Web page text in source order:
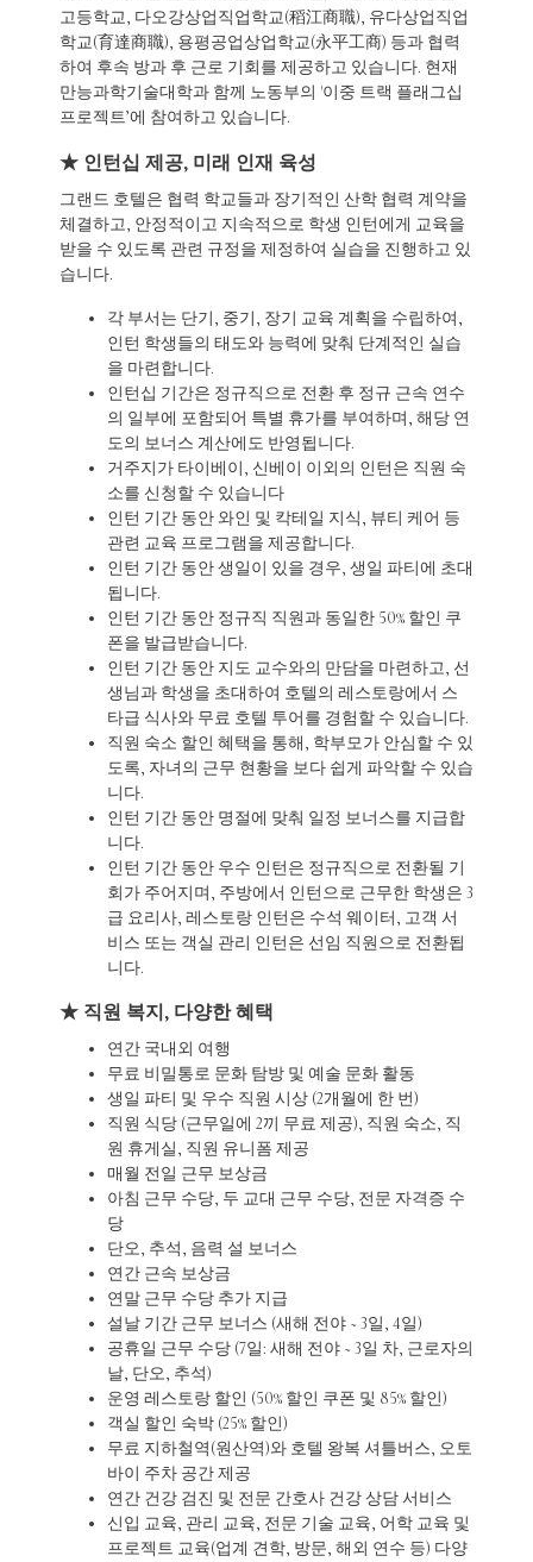
고등학교, 다오강상업직업학교(稻江商職), 유다상업직업
학교(育達商職), 용평공업상업학교(永平工商) 등과 협력
하여 후속 방과 후 근로 기회를 제공하고 있습니다. 현재
만능과학기술대학과 함께 노동부의 '이중 트랙 플래그십
프로젝트’에 참여하고 있습니다.
★ 인턴십 제공, 미래 인재 육성
그랜드 호텔은 협력 학교들과 장기적인 산학 협력 계약을
체결하고, 안정적이고 지속적으로 학생 인턴에게 교육을
받을 수 있도록 관련 규정을 제정하여 실습을 진행하고 있
습니다.
각 부서는 단기, 중기, 장기 교육 계획을 수립하여,
인턴 학생들의 태도와 능력에 맞춰 단계적인 실습
을 마련합니다.
인턴십 기간은 정규직으로 전환 후 정규 근속 연수
의 일부에 포함되어 특별 휴가를 부여하며, 해당 연
도의 보너스 계산에도 반영됩니다.
거주지가 타이베이, 신베이 이외의 인턴은 직원 숙
소를 신청할 수 있습니다
인턴 기간 동안 와인 및 칵테일 지식, 뷰티 케어 등
관련 교육 프로그램을 제공합니다.
인턴 기간 동안 생일이 있을 경우, 생일 파티에 초대
됩니다.
인턴 기간 동안 정규직 직원과 동일한 50% 할인 쿠
폰을 발급받습니다.
인턴 기간 동안 지도 교수와의 만담을 마련하고, 선
생님과 학생을 초대하여 호텔의 레스토랑에서 스
타급 식사와 무료 호텔 투어를 경험할 수 있습니다.
직원 숙소 할인 혜택을 통해, 학부모가 안심할 수 있
도록, 자녀의 근무 현황을 보다 쉽게 파악할 수 있습
니다.
인턴 기간 동안 명절에 맞춰 일정 보너스를 지급합
니다.
인턴 기간 동안 우수 인턴은 정규직으로 전환될 기
회가 주어지며, 주방에서 인턴으로 근무한 학생은 3
급 요리사, 레스토랑 인턴은 수석 웨이터, 고객 서
비스 또는 객실 관리 인턴은 선임 직원으로 전환됩
니다.
★ 직원 복지, 다양한 혜택
연간 국내외 여행
무료 비밀통로 문화 탐방 및 예술 문화 활동
생일 파티 및 우수 직원 시상 (2개월에 한 번)
직원 식당 (근무일에 2끼 무료 제공), 직원 숙소, 직
원 휴게실, 직원 유니폼 제공
매월 전일 근무 보상금
아침 근무 수당, 두 교대 근무 수당, 전문 자격증 수
당
단오, 추석, 음력 설 보너스
연간 근속 보상금
연말 근무 수당 추가 지급
설날 기간 근무 보너스 (새해 전야 ~ 3일, 4일)
공휴일 근무 수당 (7일: 새해 전야 ~ 3일 차, 근로자의
날, 단오, 추석)
운영 레스토랑 할인 (50% 할인 쿠폰 및 85% 할인)
객실 할인 숙박 (25% 할인)
무료 지하철역(원산역)와 호텔 왕복 셔틀버스, 오토
바이 주차 공간 제공
연간 건강 검진 및 전문 간호사 건강 상담 서비스
신입 교육, 관리 교육, 전문 기술 교육, 어학 교육 및
프로젝트 교육(업계 견학, 방문, 해외 연수 등) 다양